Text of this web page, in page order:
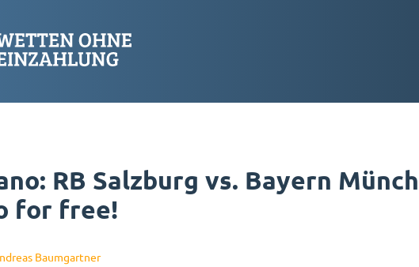
RB Salzburg vs. Bayern
for free!
Baumgartner